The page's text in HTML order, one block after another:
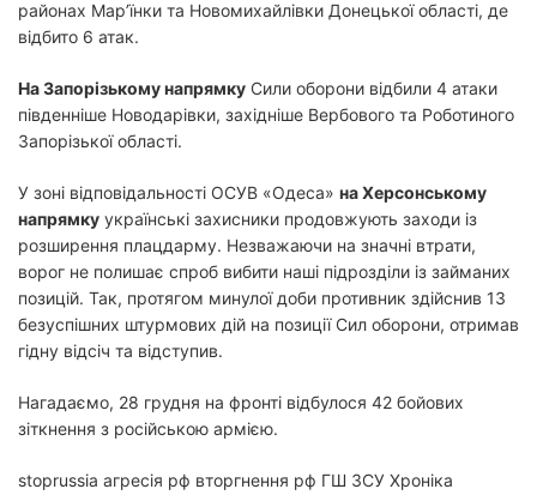
районах Мар’їнки та Новомихайлівки Донецької області, де
відбито 6 атак.
На Запорізькому напрямку Сили оборони відбили 4 атаки
південніше Новодарівки, західніше Вербового та Роботиного
Запорізької області.
У зоні відповідальності ОСУВ «Одеса» на Херсонському
напрямку українські захисники продовжують заходи із
розширення плацдарму. Незважаючи на значні втрати,
ворог не полишає спроб вибити наші підрозділи із займаних
позицій. Так, протягом минулої доби противник здійснив 13
безуспішних штурмових дій на позиції Сил оборони, отримав
гідну відсіч та відступив.
Нагадаємо, 28 грудня на фронті відбулося 42 бойових
зіткнення з російською армією.
stoprussia агресія рф вторгнення рф ГШ ЗСУ Хроніка